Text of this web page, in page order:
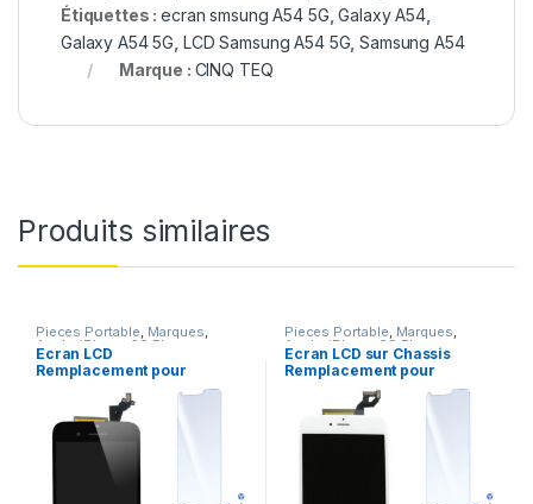
Étiquettes :ecran smsung A54 5G ,Galaxy A54,
Galaxy A54 5G LCD Samsung A54 5G ,Samsung A54
Marque : CINQ TEQ
Produits similaires
Pieces Portable, Marques,
Apple iPhone 6S Plus
Ecran LCD
Remplacement pour
+Verre Trempe +Outils
Pieces Portable, Marques,
Apple iPhone 6S Plus
Ecran LCD sur Chassis
Remplacement pour
iPhone 6S Plus Blanc